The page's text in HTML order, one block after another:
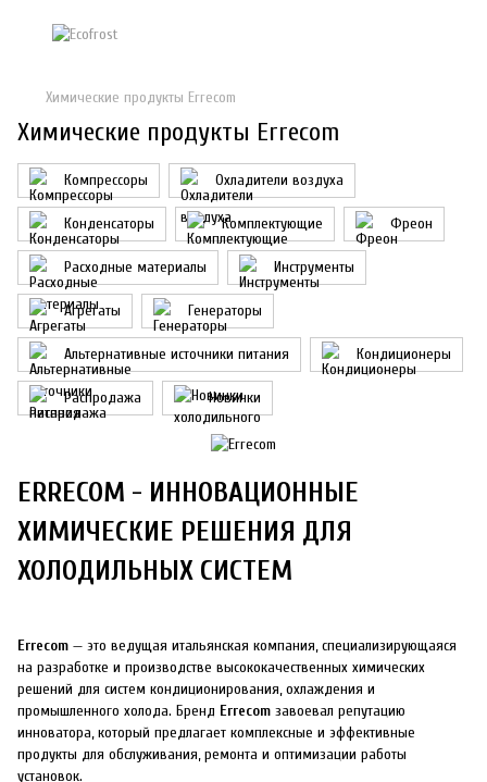
Химические продукты Errecom
Химические продукты Errecom
Компрессоры Охладители воздуха
Конденсаторы Комплектующие Фреон
Расходные материалы Инструменты
Агрегаты Генераторы
Альтернативные источники питания Кондиционеры
Распродажа Новинки
ERRECOM - ИННОВАЦИОННЫЕ
ХИМИЧЕСКИЕ РЕШЕНИЯ ДЛЯ
ХОЛОДИЛЬНЫХ СИСТЕМ
Errecom — это ведущая итальянская компания, специализирующаяся
на разработке и производстве высококачественных химических
решений для систем кондиционирования, охлаждения и
промышленного холода. Бренд Errecom завоевал репутацию
инноватора, который предлагает комплексные и эффективные
продукты для обслуживания, ремонта и оптимизации работы
установок.